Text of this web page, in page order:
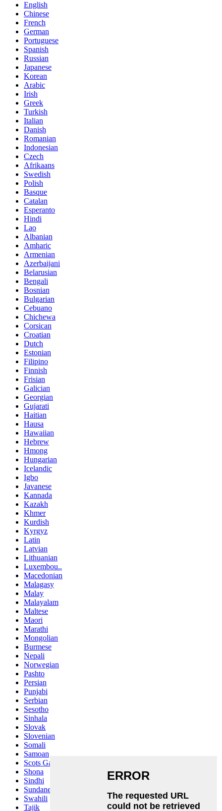
English
Chinese
French
German
Portuguese
Spanish
Russian
Japanese
Korean
Arabic
Irish
Greek
Turkish
Italian
Danish
Romanian
Indonesian
Czech
Afrikaans
Swedish
Polish
Basque
Catalan
Esperanto
Hindi
Lao
Albanian
Amharic
Armenian
Azerbaijani
Belarusian
Bengali
Bosnian
Bulgarian
Cebuano
Chichewa
Corsican
Croatian
Dutch
Estonian
Filipino
Finnish
Frisian
Galician
Georgian
Gujarati
Haitian
Hausa
Hawaiian
Hebrew
Hmong
Hungarian
Icelandic
Igbo
Javanese
Kannada
Kazakh
Khmer
Kurdish
Kyrgyz
Latin
Latvian
Lithuanian
Luxembou..
Macedonian
Malagasy
Malay
Malayalam
Maltese
Maori
Marathi
Mongolian
Burmese
Nepali
Norwegian
Pashto
Persian
Punjabi
Serbian
Sesotho
Sinhala
Slovak
Slovenian
Somali
Samoan
Scots Gaelic
Shona
Sindhi
Sundanese
Swahili
Tajik